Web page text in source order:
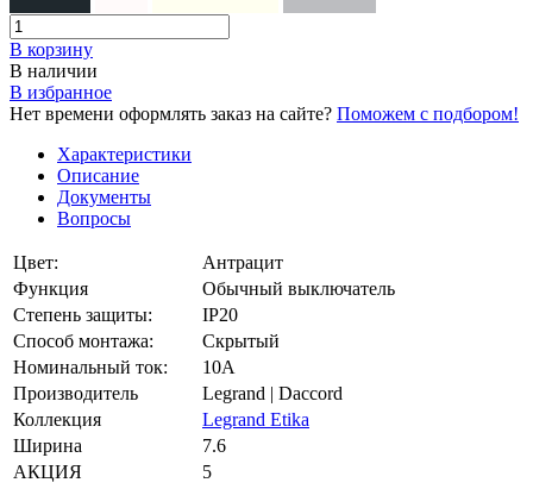
В корзинy
В наличии
В избранное
Нет времени оформлять заказ на сайте? Поможем с подбором!
Характеристики
Описание
Документы
Вопросы
Цвет:
Антрацит
Функция
Обычный выключатель
Степень защиты:
IP20
Способ монтажа:
Скрытый
Номинальный ток:
10А
Производитель
Legrand | Daccord
Коллекция
Legrand Etika
Ширина
7.6
АКЦИЯ
5